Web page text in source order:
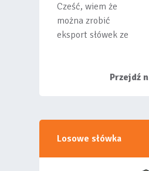
nie będę robił bo
wiąże się...
Cześć, wiem że
można zrobić
eksport słówek ze
wyróżnionych lis...
Przejdź
Losowe słówka